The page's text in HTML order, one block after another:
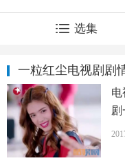
选集
一粒红尘电视剧剧
电
剧
料